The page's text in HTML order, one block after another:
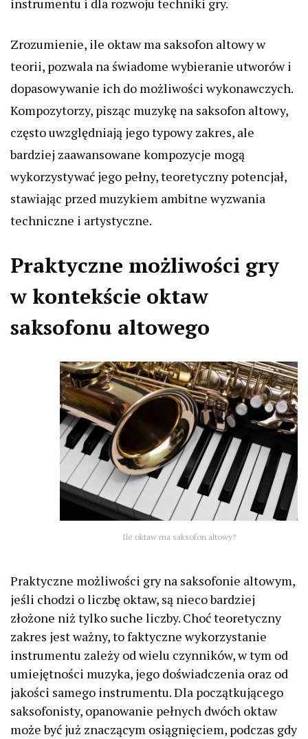
instrumentu i dla rozwoju techniki gry.
Zrozumienie, ile oktaw ma saksofon altowy w
teorii, pozwala na świadome wybieranie utworów i
dopasowywanie ich do możliwości wykonawczych.
Kompozytorzy, pisząc muzykę na saksofon altowy,
często uwzględniają jego typowy zakres, ale
bardziej zaawansowane kompozycje mogą
wykorzystywać jego pełny, teoretyczny potencjał,
stawiając przed muzykiem ambitne wyzwania
techniczne i artystyczne.
Praktyczne możliwości gry
w kontekście oktaw
saksofonu altowego
Ile oktaw ma saksofon altowy?
Praktyczne możliwości gry na saksofonie altowym,
jeśli chodzi o liczbę oktaw, są nieco bardziej
złożone niż tylko suche liczby. Choć teoretyczny
zakres jest ważny, to faktyczne wykorzystanie
instrumentu zależy od wielu czynników, w tym od
umiejętności muzyka, jego doświadczenia oraz od
jakości samego instrumentu. Dla początkującego
saksofonisty, opanowanie pełnych dwóch oktaw
może być już znaczącym osiągnięciem, podczas gdy